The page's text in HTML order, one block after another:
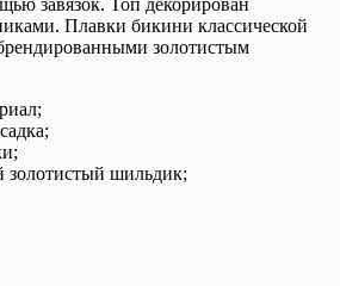
Плавки бикини классической
золотистым
золотистый шильдик;